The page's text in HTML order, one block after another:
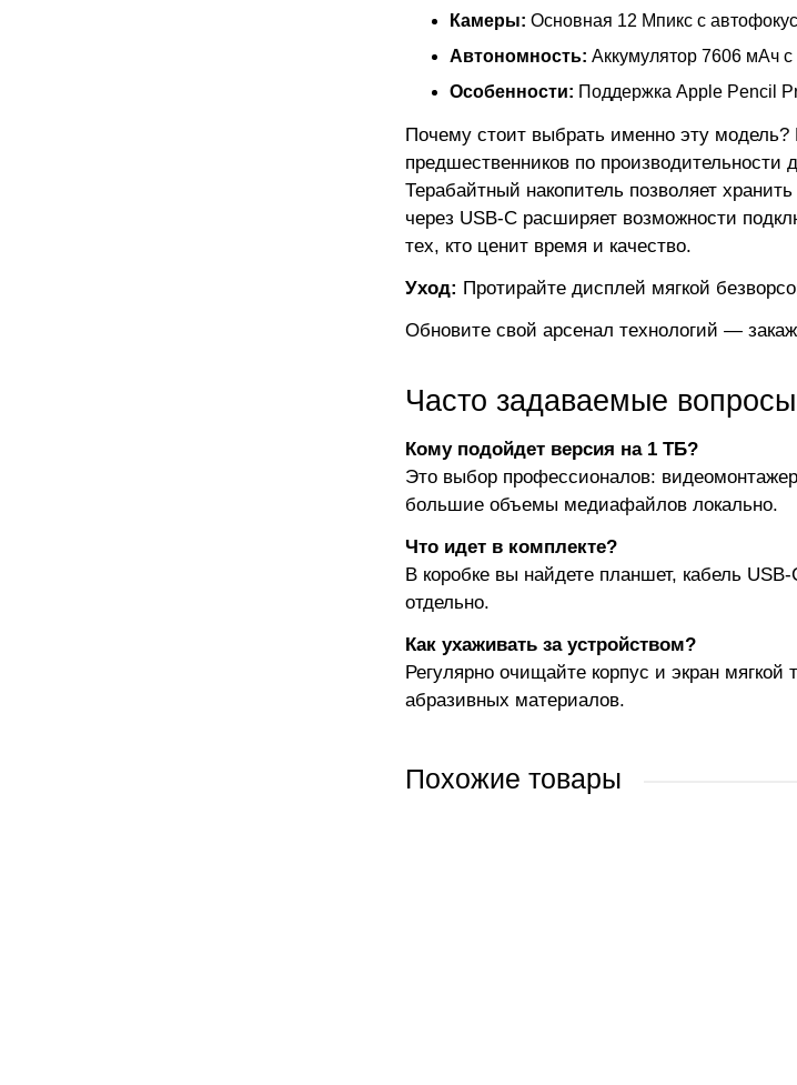
Камеры: Основная 12 Мпикс с
Автономность: Аккумулятор 7606 мАч
Особенности: Поддержка Apple Pencil
Почему стоит выбрать именно эту
предшественников по
Терабайтный накопитель позволяет
через USB-C расширяет возможности
тех, кто ценит время и качество.
Уход: Протирайте дисплей мягкой
Обновите свой арсенал технологий —
Часто задаваемые вопросы
Кому подойдет версия на 1 ТБ?
Это выбор профессионалов:
большие объемы медиафайлов локально.
Что идет в комплекте?
В коробке вы найдете планшет, кабель
отдельно.
Как ухаживать за устройством?
Регулярно очищайте корпус и экран
абразивных материалов.
Похожие товары